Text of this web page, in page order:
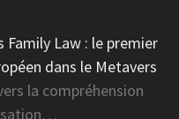
Family Law : le premier
dans le Metavers
la compréhension